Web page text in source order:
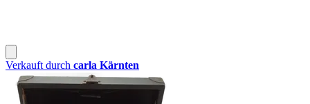
Verkauft durch carla Kärnten